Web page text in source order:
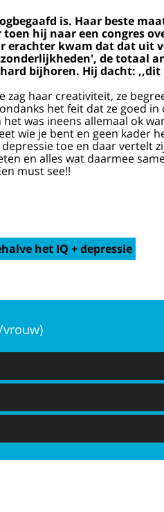
is. Haar beste
hij naar een congres
erachter kwam dat dat uit
de totaal
bijhoren. Hij dacht: ,,dit
zag haar creativiteit, ze
het feit dat ze goed in
was ineens allemaal ok
wie je bent en geen kader
toe en daar vertelt
en alles wat daarmee
must see!!
het IQ + depressie
vrouw)